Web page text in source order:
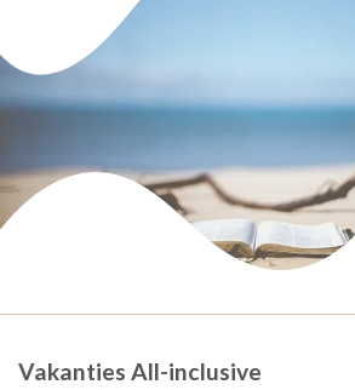
Vakanties All-inclusive